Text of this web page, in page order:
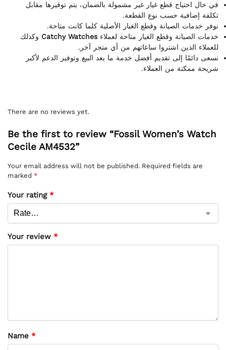
في حال احتياج قطع غيار غير مشمولة بالضمان، يتم توفيرها مقابل
تكلفة إضافية حسب نوع القطعة.
نوفر خدمات الصيانة وقطع الغيار الأصلية كلما كانت متاحة.
خدمات الصيانة وقطع الغيار متاحة لعملاءCatchy Watches وكذلك
للعملاء الذين اشتروا ساعاتهم من أي متجر آخر.
نسعى دائمًا إلى تقديم أفضل خدمة ما بعد البيع وتوفير الدعم لأكبر
شريحة ممكنة من العملاء.
There are no reviews yet.
Be the first to review “Fossil Women’s Watch
Cecile AM4532”
Your email address will not be published. Required fields are
marked *
Your rating *
Your review *
Name *